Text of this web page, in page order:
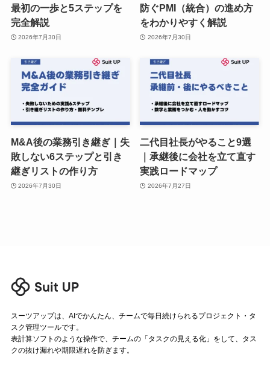
最初の一歩と5ステップを
完全解説
2026年7月30日
防ぐPMI（統合）の進め方
をわかりやすく解説
2026年7月30日
M&A後の業務引き継ぎ｜失
敗しない6ステップと引き
継ぎリストの作り方
2026年7月30日
二代目社長がやること9選
｜承継後に会社を立て直す
実践ロードマップ
2026年7月27日
スーツアップは、AIでかんたん、チームで毎日続けられるプロジェクト・タ
スク管理ツールです。
表計算ソフトのような操作で、チームの「タスクの見える化」をして、タス
クの抜け漏れや期限遅れを防ぎます。